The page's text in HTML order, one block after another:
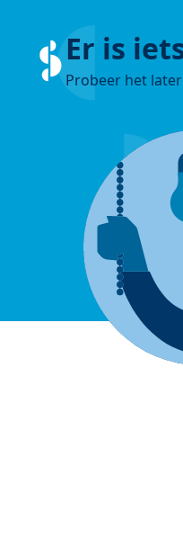
Er is
Probeer het